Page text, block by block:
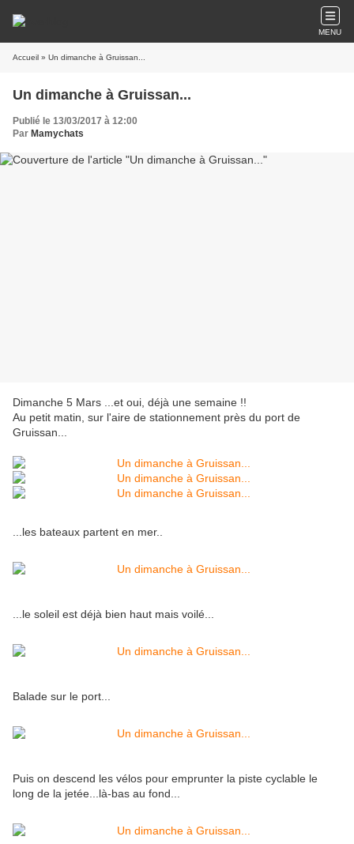
MENU
Accueil » Un dimanche à Gruissan...
Un dimanche à Gruissan...
Publié le 13/03/2017 à 12:00
Par Mamychats
Dimanche 5 Mars ...et oui, déjà une semaine !!
Au petit matin, sur l'aire de stationnement près du port de
Gruissan...
...les bateaux partent en mer..
...le soleil est déjà bien haut mais voilé...
Balade sur le port...
Puis on descend les vélos pour emprunter la piste cyclable le
long de la jetée...là-bas au fond...